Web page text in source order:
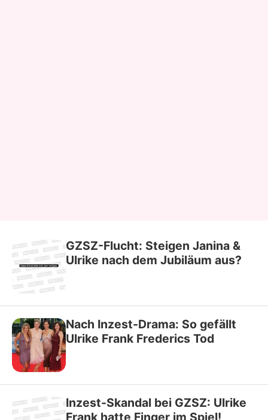
GZSZ-Flucht: Steigen Janina &
Ulrike nach dem Jubiläum aus?
Nach Inzest-Drama: So gefällt
Ulrike Frank Frederics Tod
Inzest-Skandal bei GZSZ: Ulrike
Frank hatte Finger im Spiel!